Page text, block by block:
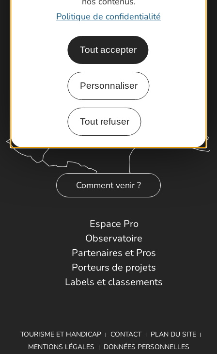
Politique de confidentialité
Tout accepter
Personnaliser
Tout refuser
Cartoguides et Topoguides
Comment venir ?
Espace Pro
Observatoire
Partenaires et Pros
Porteurs de projets
Labels et classements
TOURISME ET HANDICAP CONTACT
PLAN DU SITE
MENTIONS LÉGALES
DONNÉES PERSONNELLES